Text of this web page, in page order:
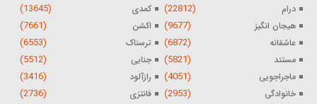
درام (22812) کمدی (13645)
هیجان انگیز (9677) اکشن (7661)
عاشقانه (6872) ترسناک (6553)
مستند (5821) جنایی (5512)
ماجراجویی (4051) رازآلود (3416)
خانوادگی (2953) فانتزی (2736)